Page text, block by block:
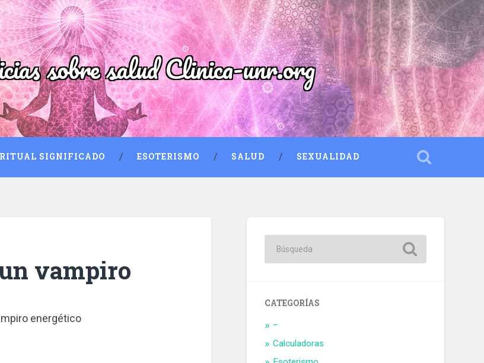
sobre salud Clinica-unr.org
SIGNIFICADO ESOTERISMO SALUD SEXUALIDAD
vampiro
energético
CATEGORÍAS
–
Calculadoras